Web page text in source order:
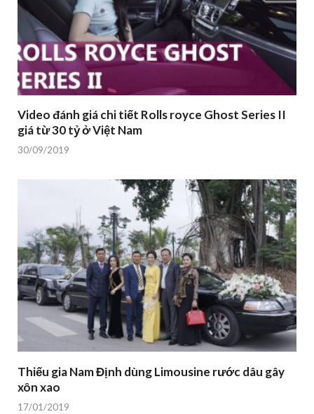
Video đánh giá chi tiết Rolls royce Ghost Series II
giá từ 30 tỷ ở Việt Nam
30/09/2019
Thiếu gia Nam Định dùng Limousine rước dâu gây
xôn xao
17/01/2019